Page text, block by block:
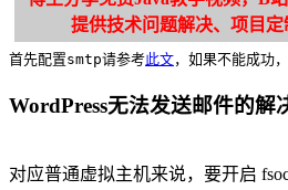
提供技术问题解决、项目定
首先配置smtp请参考此文，如果不能成功
WordPress无法发送邮件的解
对应普通虚拟主机来说，要开启